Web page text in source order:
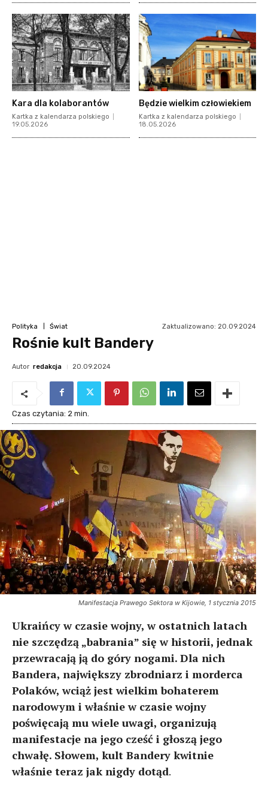
Kara dla kolaborantów
Kartka z kalendarza polskiego
19.05.2026
Będzie wielkim człowiekiem
Kartka z kalendarza polskiego
18.05.2026